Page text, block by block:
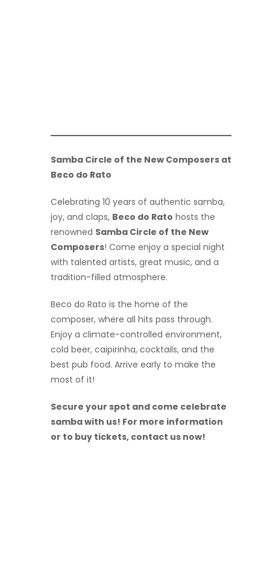
Samba Circle of the New Composers at
Beco do Rato
Celebrating 10 years of authentic samba,
joy, and claps, Beco do Rato hosts the
renowned Samba Circle of the New
Composers! Come enjoy a special night
with talented artists, great music, and a
tradition-filled atmosphere.
Beco do Rato is the home of the
composer, where all hits pass through.
Enjoy a climate-controlled environment,
cold beer, caipirinha, cocktails, and the
best pub food. Arrive early to make the
most of it!
Secure your spot and come celebrate
samba with us! For more information
or to buy tickets, contact us now!